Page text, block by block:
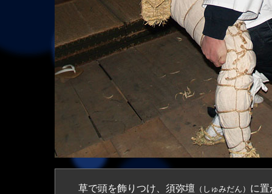
草で頭を飾りつけ、須弥壇 （しゅみだん） に